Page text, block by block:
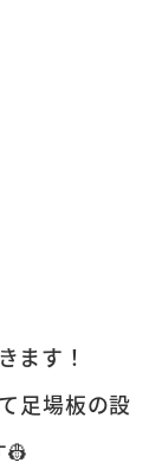
ます！
足場板の設